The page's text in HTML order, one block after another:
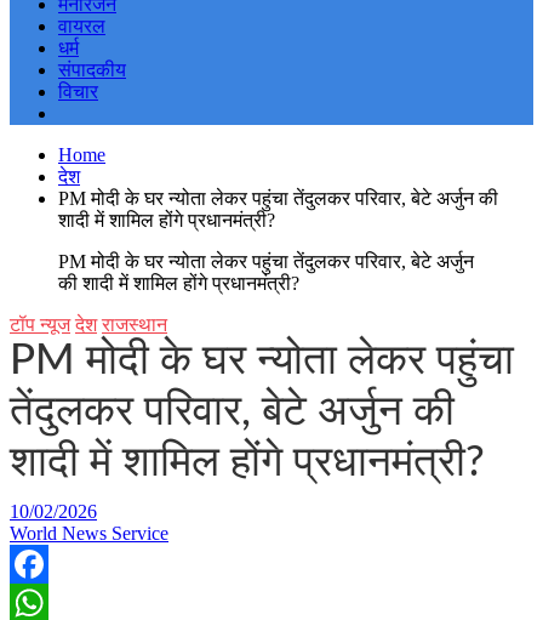
मनोरंजन
वायरल
धर्म
संपादकीय
विचार
Home
देश
PM मोदी के घर न्योता लेकर पहुंचा तेंदुलकर परिवार, बेटे अर्जुन की
शादी में शामिल होंगे प्रधानमंत्री?
PM मोदी के घर न्योता लेकर पहुंचा तेंदुलकर परिवार, बेटे अर्जुन
की शादी में शामिल होंगे प्रधानमंत्री?
टॉप न्यूज देश राजस्थान
PM मोदी के घर न्योता लेकर पहुंचा
तेंदुलकर परिवार, बेटे अर्जुन की
शादी में शामिल होंगे प्रधानमंत्री?
10/02/2026
World News Service
Facebook